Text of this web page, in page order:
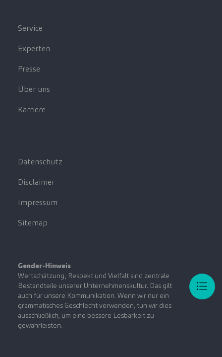
Service
Experten
Presse
Über uns
Karriere
Datenschutz
Disclaimer
Impressum
Sitemap
Gender-Hinweis
Wertschätzung, Respekt und Vielfalt sind zentrale
Bestandteile unserer Unternehmenskultur. Das gilt
auch für unsere Kommunikation. Wenn wir nur ein
grammatisches Geschlecht verwenden, tun wir dies
ausschließlich, um eine bessere Lesbarkeit zu
gewährleisten.